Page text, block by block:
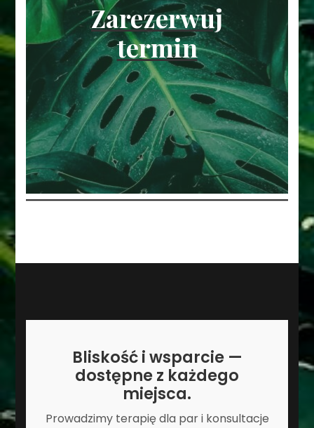
Zarezerwuj
termin
Bliskość i wsparcie —
dostępne z każdego
miejsca.
Prowadzimy terapię dla par i konsultacje